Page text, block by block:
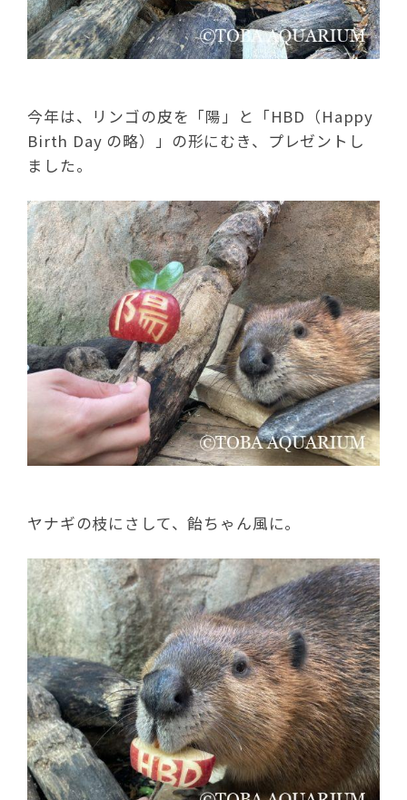
今年は、リンゴの皮を「陽」と「HBD（Happy
Birth Day の略）」の形にむき、プレゼントし
ました。
ヤナギの枝にさして、飴ちゃん風に。